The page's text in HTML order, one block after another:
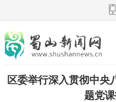
区委举行深入贯彻中央
题党